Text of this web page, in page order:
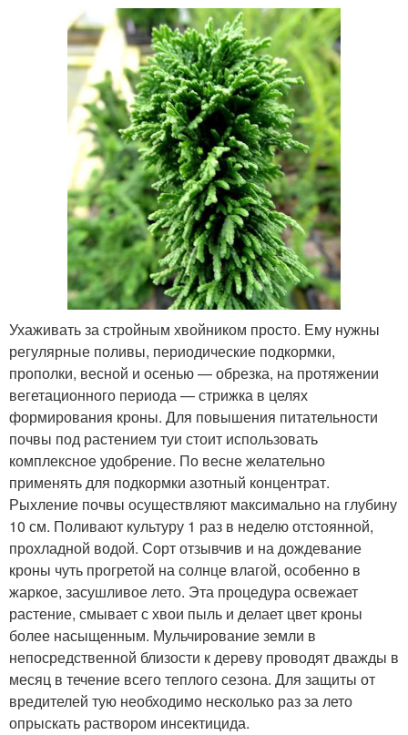
Ухаживать за стройным хвойником просто. Ему нужны
регулярные поливы, периодические подкормки,
прополки, весной и осенью — обрезка, на протяжении
вегетационного периода — стрижка в целях
формирования кроны. Для повышения питательности
почвы под растением туи стоит использовать
комплексное удобрение. По весне желательно
применять для подкормки азотный концентрат.
Рыхление почвы осуществляют максимально на глубину
10 см. Поливают культуру 1 раз в неделю отстоянной,
прохладной водой. Сорт отзывчив и на дождевание
кроны чуть прогретой на солнце влагой, особенно в
жаркое, засушливое лето. Эта процедура освежает
растение, смывает с хвои пыль и делает цвет кроны
более насыщенным. Мульчирование земли в
непосредственной близости к дереву проводят дважды в
месяц в течение всего теплого сезона. Для защиты от
вредителей тую необходимо несколько раз за лето
опрыскать раствором инсектицида.